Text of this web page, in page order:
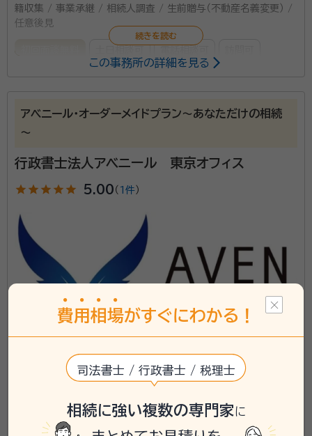
籍収集 / 事業承継 / 相続人調査 / 生前贈与（不動産名義変更） /
任意後見
所属する専門家：
取引士・FP２級
経歴：
平成２０年 東洋大学法学部法律学科卒業 平成２２年 司法書士試験
合格 平成２２年 行政書士試験合格 平成２２年 大手弁護士事務所に勤務
平成２３年 都内の司法書士事務所に勤務（大手司法書士法人・個人事務
account_circle
ご利用時期：2026/4
面談の感想
お電話をいただいたときの感じがとても良かったから。
やりとりはほとんどメールでしたが、返信も早く、分かりやすく記載してく
ださったのでとてもスムーズだったと思います。誠実さを感じる対応でし
いつでも気軽に相談できる「一番身近な法律家」として
お客様の問題解決のために業務に取り組んでおります。
家族信託、生前贈与、遺言書等を利用した生前対策から
相続発生後の手続きまで、円滑な資産承継をお客様と
この事務所の詳細を見る
アベニール・オーダーメイドプラン～あなただけの相続
～
行政書士法人アベニール 東京オフィス
star star star star star 5.00 （ 1件 ）
神田駅徒歩4分
東京都千代田区神田多町二丁目9番地6 田中ビルディ
\「いい相続」にてご相談を承ります/
費用 相場がすぐにわかる！
司法書士 / 行政書士 / 税理士
相続に強い複数の専門家に